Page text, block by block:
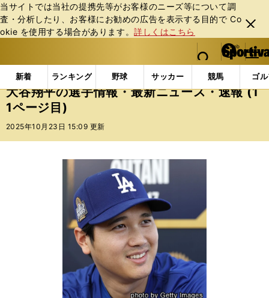
当サイトでは当社の提携先等がお客様のニーズ等について調
査・分析したり、お客様にお勧めの広告を表⽰する⽬的で Co
okie を使⽤する場合があります。詳しくはこちら
閉じ
る
web Sportiva (webスポルティーバ)
検索
マイペ
ー
ジ
メニュ
新着 ランキング 野球 サッカー 競馬 ゴ
b
ス
ポ
ル
選手一覧 大谷翔平の選手情報・最新ニュース・速報
大谷翔平の選手情報・最新ニュース・速報 (1
1ページ目)
2025年10月23日 15:09 更新